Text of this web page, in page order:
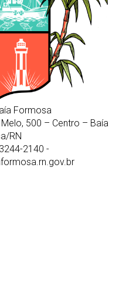
Formosa
500 – Centro – Baía
RN
2140 -